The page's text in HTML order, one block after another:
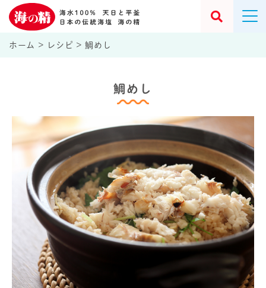
ホーム > レシピ >鯛めし
鯛めし